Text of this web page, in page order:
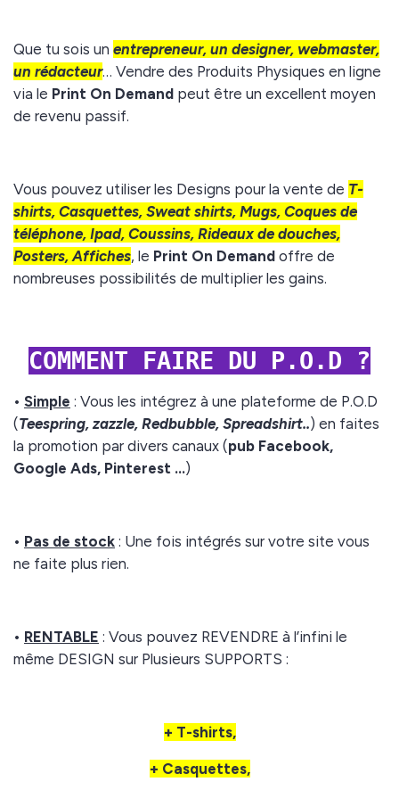
Que tu sois un entrepreneur, un designer, webmaster,
un rédacteur… Vendre des Produits Physiques en ligne
via le Print On Demand peut être un excellent moyen
de revenu passif.
Vous pouvez utiliser les Designs pour la vente de T-
shirts, Casquettes, Sweat shirts, Mugs, Coques de
téléphone, Ipad, Coussins, Rideaux de douches,
Posters, Affiches, le Print On Demand offre de
nombreuses possibilités de multiplier les gains.
COMMENT FAIRE DU P.O.D ?
• Simple : Vous les intégrez à une plateforme de P.O.D
(Teespring, zazzle, Redbubble, Spreadshirt..) en faites
la promotion par divers canaux (pub Facebook,
Google Ads, Pinterest …)
• Pas de stock : Une fois intégrés sur votre site vous
ne faite plus rien.
• RENTABLE : Vous pouvez REVENDRE à l’infini le
même DESIGN sur Plusieurs SUPPORTS :
+ T-shirts,
+ Casquettes,